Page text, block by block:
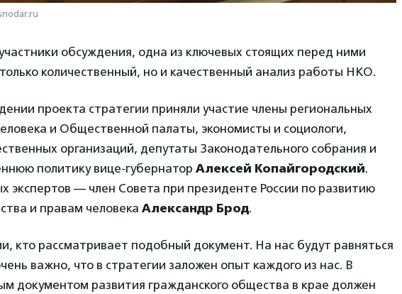
обсуждения, одна из ключевых стоящих перед ними
количественный, но и качественный анализ работы НКО.
проекта стратегии приняли участие члены региональных
и Общественной палаты, экономисты и социологи,
организаций, депутаты Законодательного собрания и
политику вице-губернатор Алексей Копайгородский.
экспертов — член Совета при президенте России по развитию
и правам человека Александр Брод.
кто рассматривает подобный документ. На нас будут равняться
важно, что в стратегии заложен опыт каждого из нас. В
документом развития гражданского общества в крае должен